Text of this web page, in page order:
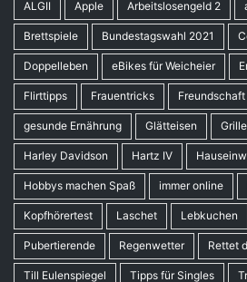
ALGII Apple Arbeitslosengeld 2
Brettspiele Bundestagswahl 2021
Doppelleben eBikes für Weicheier
Flirttipps Frauentricks
gesunde Ernährung Glätteisen
Harley Davidson Hartz IV
Hobbys machen Spaß immer online
Kopfhörertest Laschet Lebkuchen
Pubertierende Regenwetter Rettet
Till Eulenspiegel Tipps für Singles